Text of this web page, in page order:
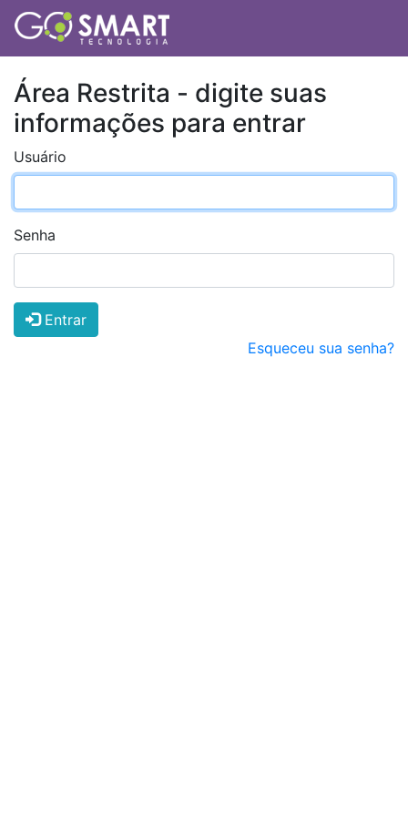
Área Restrita - digite suas
informações para entrar
Usuário
Senha
Entrar
Esqueceu sua senha?